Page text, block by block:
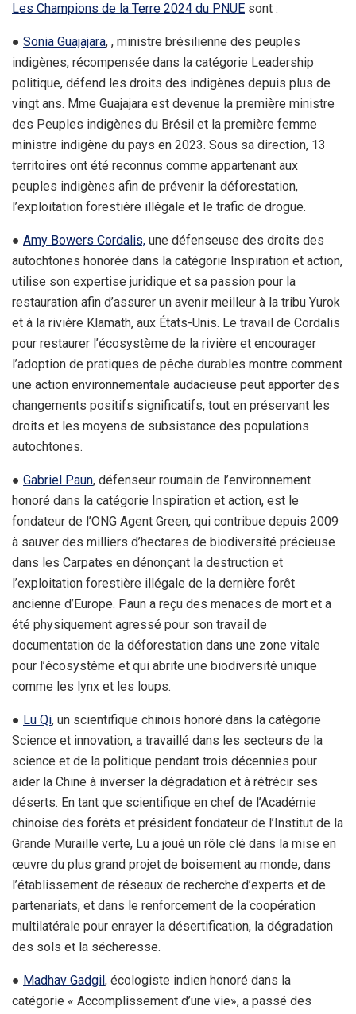
Les Champions de la Terre 2024 du PNUE sont :
● Sonia Guajajara, , ministre brésilienne des peuples
indigènes, récompensée dans la catégorie Leadership
politique, défend les droits des indigènes depuis plus de
vingt ans. Mme Guajajara est devenue la première ministre
des Peuples indigènes du Brésil et la première femme
ministre indigène du pays en 2023. Sous sa direction, 13
territoires ont été reconnus comme appartenant aux
peuples indigènes afin de prévenir la déforestation,
l’exploitation forestière illégale et le trafic de drogue.
● Amy Bowers Cordalis, une défenseuse des droits des
autochtones honorée dans la catégorie Inspiration et action,
utilise son expertise juridique et sa passion pour la
restauration afin d’assurer un avenir meilleur à la tribu Yurok
et à la rivière Klamath, aux États-Unis. Le travail de Cordalis
pour restaurer l’écosystème de la rivière et encourager
l’adoption de pratiques de pêche durables montre comment
une action environnementale audacieuse peut apporter des
changements positifs significatifs, tout en préservant les
droits et les moyens de subsistance des populations
autochtones.
● Gabriel Paun, défenseur roumain de l’environnement
honoré dans la catégorie Inspiration et action, est le
fondateur de l’ONG Agent Green, qui contribue depuis 2009
à sauver des milliers d’hectares de biodiversité précieuse
dans les Carpates en dénonçant la destruction et
l’exploitation forestière illégale de la dernière forêt
ancienne d’Europe. Paun a reçu des menaces de mort et a
été physiquement agressé pour son travail de
documentation de la déforestation dans une zone vitale
pour l’écosystème et qui abrite une biodiversité unique
comme les lynx et les loups.
● Lu Qi, un scientifique chinois honoré dans la catégorie
Science et innovation, a travaillé dans les secteurs de la
science et de la politique pendant trois décennies pour
aider la Chine à inverser la dégradation et à rétrécir ses
déserts. En tant que scientifique en chef de l’Académie
chinoise des forêts et président fondateur de l’Institut de la
Grande Muraille verte, Lu a joué un rôle clé dans la mise en
œuvre du plus grand projet de boisement au monde, dans
l’établissement de réseaux de recherche d’experts et de
partenariats, et dans le renforcement de la coopération
multilatérale pour enrayer la désertification, la dégradation
des sols et la sécheresse.
● Madhav Gadgil, écologiste indien honoré dans la
catégorie « Accomplissement d’une vie», a passé des